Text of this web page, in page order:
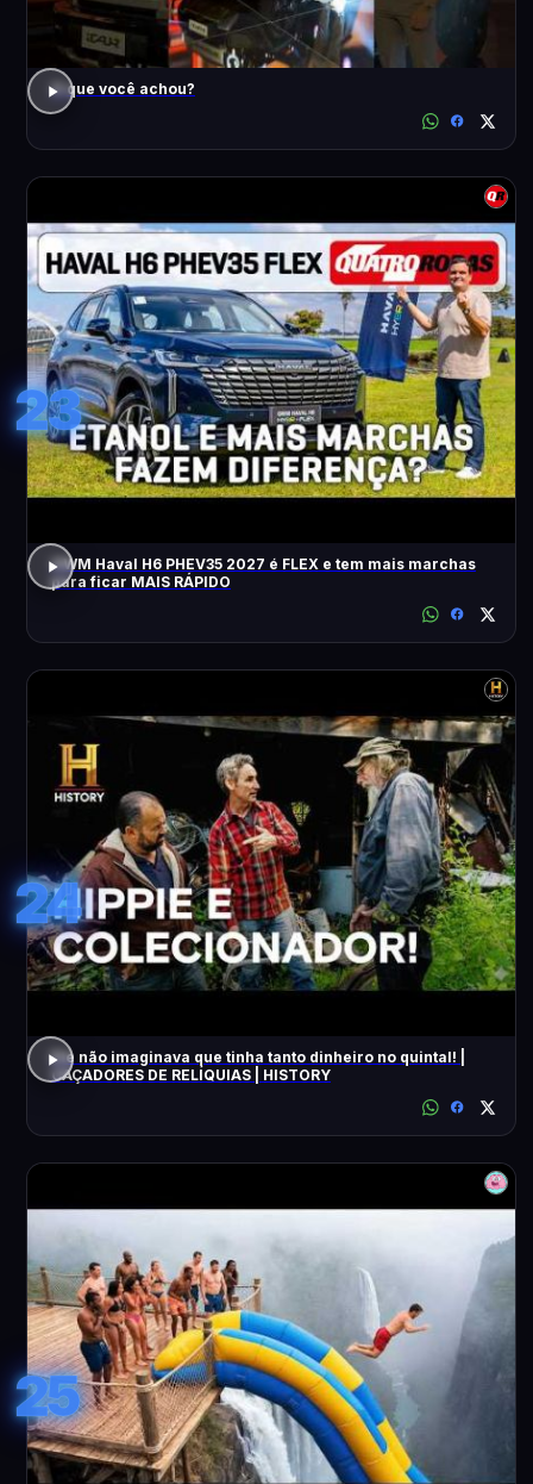
O que você achou?
23
GWM Haval H6 PHEV35 2027 é FLEX e tem mais marchas
para ficar MAIS RÁPIDO
24
Ele não imaginava que tinha tanto dinheiro no quintal! |
CAÇADORES DE RELÍQUIAS | HISTORY
25